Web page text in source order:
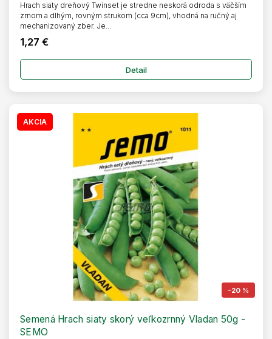
1,27 €
Detail
Hrach siaty dreňový Twinset je stredne neskorá odroda s väčším
zrnom a dlhým, rovným strukom (cca 9cm), vhodná na ručný aj
mechanizovaný zber. Je...
AKCIA
–20 %
Semená Hrach siaty skorý veľkozrnný Vladan 50g -
SEMO